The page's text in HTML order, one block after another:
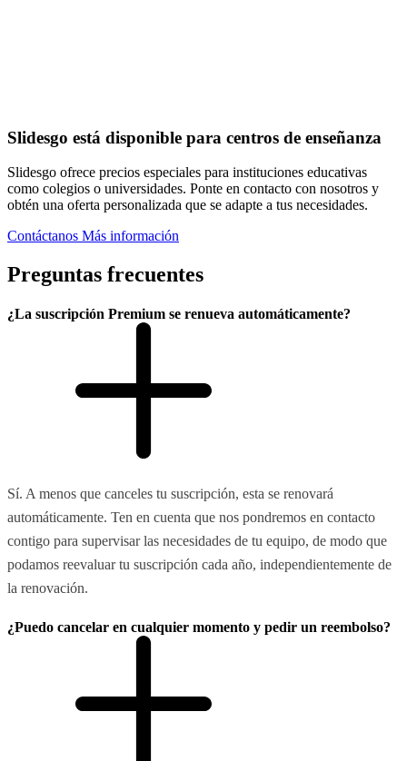
Slidesgo está disponible para centros de enseñanza
Slidesgo ofrece precios especiales para instituciones educativas
como colegios o universidades. Ponte en contacto con nosotros y
obtén una oferta personalizada que se adapte a tus necesidades.
Contáctanos Más información
Preguntas frecuentes
¿La suscripción Premium se renueva automáticamente?
Sí. A menos que canceles tu suscripción, esta se renovará
automáticamente. Ten en cuenta que nos pondremos en contacto
contigo para supervisar las necesidades de tu equipo, de modo que
podamos reevaluar tu suscripción cada año, independientemente de
la renovación.
¿Puedo cancelar en cualquier momento y pedir un reembolso?